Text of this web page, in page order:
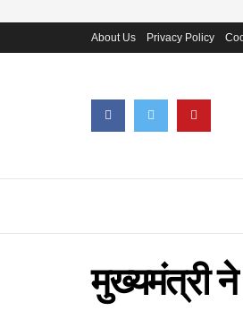
About Us Privacy Policy
मुख्यमंत्री